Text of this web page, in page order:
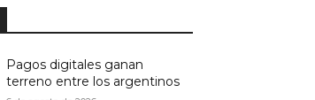
Pagos digitales ganan
terreno entre los argentinos